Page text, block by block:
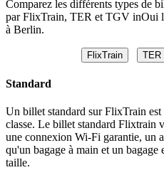
Comparez les différents types de
par FlixTrain, TER et TGV inOui
à Berlin.
FlixTrain TER
Standard
Un billet standard sur FlixTrain
classe. Le billet standard Flixtrain
une connexion Wi-Fi garantie, un
qu'un bagage à main et un bagage
taille.